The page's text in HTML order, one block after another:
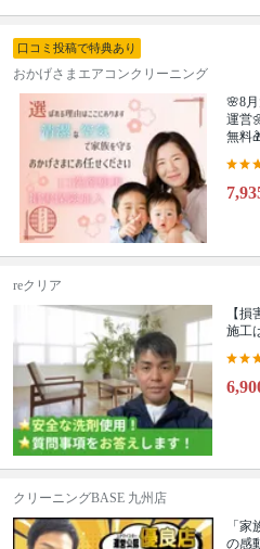
口コミ投稿で特典あり
おかげさまエアコンクリーニング
🌸8
運営
無料
reクリア
【
施工
クリーニングBASE 九州店
「
の感